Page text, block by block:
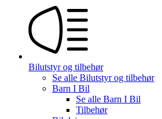
Bilutstyr og tilbehør
Se alle Bilutstyr og tilbehør
Barn I Bil
Se alle Barn I Bil
Tilbehør